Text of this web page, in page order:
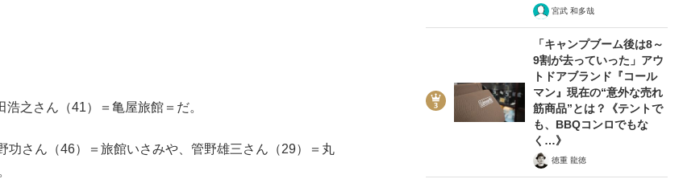
《BTS厳戒トーキョー滞在記》RM→渋谷で飲み会、JIN→伊豆の...
之さん（41）＝亀屋旅館＝だ。
さん（46）＝旅館いさみや、管野雄三さん（29）＝丸
宮武 和多哉
「キャンプブーム後は8～
9割が去っていった」アウ
トドアブランド『コール
マン』現在の“意外な売れ
筋商品”とは？《テントで
も、BBQコンロでもな
く…》
徳重 龍徳